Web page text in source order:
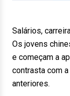
Salários,
Os jovens
e começam a
contrasta com
anteriores.